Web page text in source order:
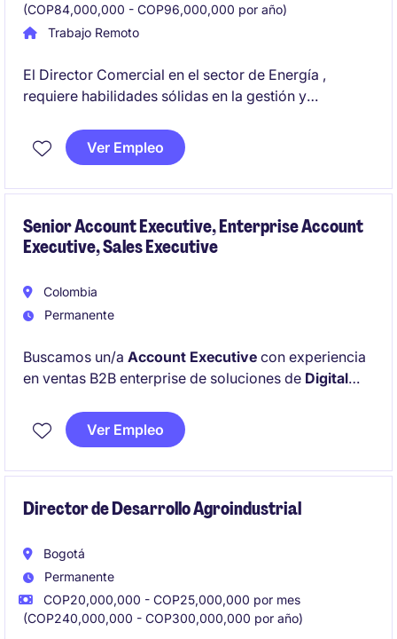
(COP84,000,000 - COP96,000,000 por año)
Trabajo Remoto
El Director Comercial en el sector de Energía ,
requiere habilidades sólidas en la gestión y
garantizar el crecimiento sostenible de la
organización. Este rol implica liderar equipos de
Debe impulsar el crecimiento del portafolio de
brindar un adecuado servicio a los clientes.
Ver Empleo
Senior Account Executive, Enterprise Account
Executive, Sales Executive
Colombia
Permanente
Buscamos un/a Account Executive con experiencia
en ventas B2B enterprise de soluciones de Digital
ciberseguridad
en LATAM. La persona será
responsable de desarrollar oportunidades
partners.
Ver Empleo
Director de Desarrollo Agroindustrial
Bogotá
Permanente
COP20,000,000 - COP25,000,000 por mes
(COP240,000,000 - COP300,000,000 por año)